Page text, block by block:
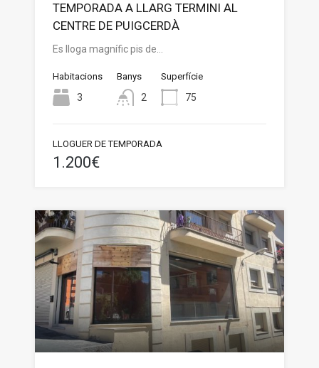
TEMPORADA A LLARG TERMINI AL
CENTRE DE PUIGCERDÀ
Es lloga magnífic pis de…
Habitacions
3
Banys
2
Superfície
75
LLOGUER DE TEMPORADA
1.200€